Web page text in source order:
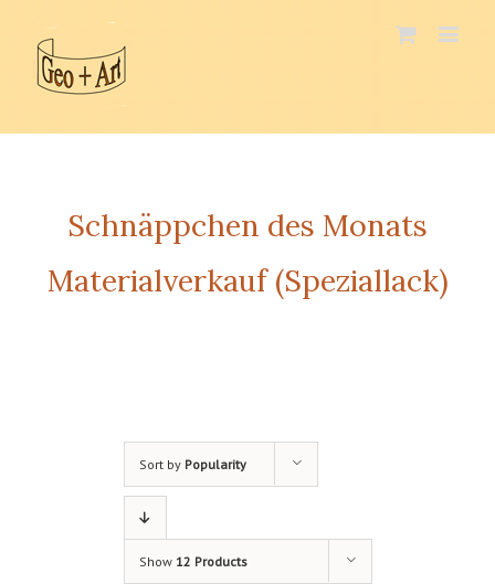
Schnäppchen des Monats
Materialverkauf (Speziallack)
Sort by Popularity
Show 12 Products